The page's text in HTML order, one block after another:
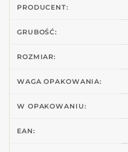
PRODUCENT:
GRUBOŚĆ:
ROZMIAR:
WAGA OPAKOWANIA:
W OPAKOWANIU:
EAN: